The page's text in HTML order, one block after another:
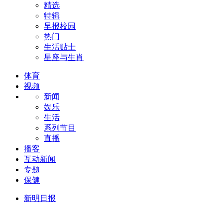
精选
特辑
早报校园
热门
生活贴士
星座与生肖
体育
视频
新闻
娱乐
生活
系列节目
直播
播客
互动新闻
专题
保健
新明日报